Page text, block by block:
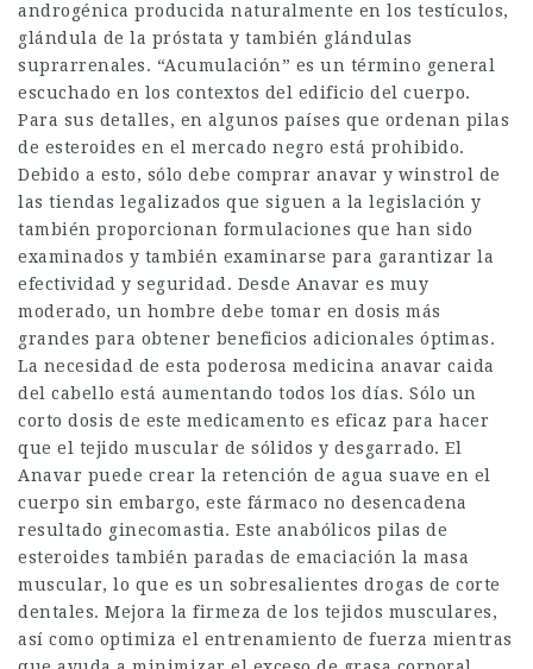
androgénica producida naturalmente en los testículos,
glándula de la próstata y también glándulas
suprarrenales. “Acumulación” es un término general
escuchado en los contextos del edificio del cuerpo.
Para sus detalles, en algunos países que ordenan pilas
de esteroides en el mercado negro está prohibido.
Debido a esto, sólo debe comprar anavar y winstrol de
las tiendas legalizados que siguen a la legislación y
también proporcionan formulaciones que han sido
examinados y también examinarse para garantizar la
efectividad y seguridad. Desde Anavar es muy
moderado, un hombre debe tomar en dosis más
grandes para obtener beneficios adicionales óptimas.
La necesidad de esta poderosa medicina anavar caida
del cabello está aumentando todos los días. Sólo un
corto dosis de este medicamento es eficaz para hacer
que el tejido muscular de sólidos y desgarrado. El
Anavar puede crear la retención de agua suave en el
cuerpo sin embargo, este fármaco no desencadena
resultado ginecomastia. Este anabólicos pilas de
esteroides también paradas de emaciación la masa
muscular, lo que es un sobresalientes drogas de corte
dentales. Mejora la firmeza de los tejidos musculares,
así como optimiza el entrenamiento de fuerza mientras